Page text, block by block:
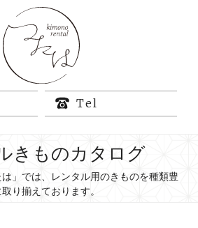
Tel
きものカタログ
」では、レンタル用のきものを種類豊
り揃えております。